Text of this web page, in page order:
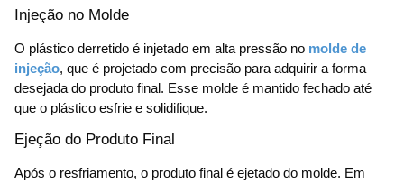
Injeção no Molde
O plástico derretido é injetado em alta pressão no molde de
injeção, que é projetado com precisão para adquirir a forma
desejada do produto final. Esse molde é mantido fechado até
que o plástico esfrie e solidifique.
Ejeção do Produto Final
Após o resfriamento, o produto final é ejetado do molde. Em